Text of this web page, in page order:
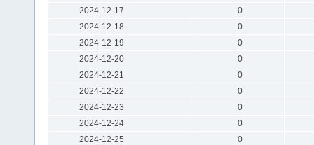
2024-12-17
0
2024-12-18
0
2024-12-19
0
2024-12-20
0
2024-12-21
0
2024-12-22
0
2024-12-23
0
2024-12-24
0
2024-12-25
0